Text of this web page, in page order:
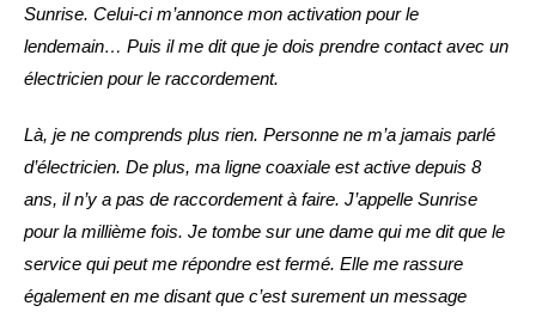
Sunrise. Celui-ci m’annonce mon activation pour le
lendemain… Puis il me dit que je dois prendre contact avec un
électricien pour le raccordement.
Là, je ne comprends plus rien. Personne ne m’a jamais parlé
d’électricien. De plus, ma ligne coaxiale est active depuis 8
ans, il n’y a pas de raccordement à faire. J’appelle Sunrise
pour la millième fois. Je tombe sur une dame qui me dit que le
service qui peut me répondre est fermé. Elle me rassure
également en me disant que c’est surement un message